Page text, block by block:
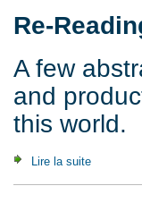
Re-
A few
and
this world.
Lire la suite